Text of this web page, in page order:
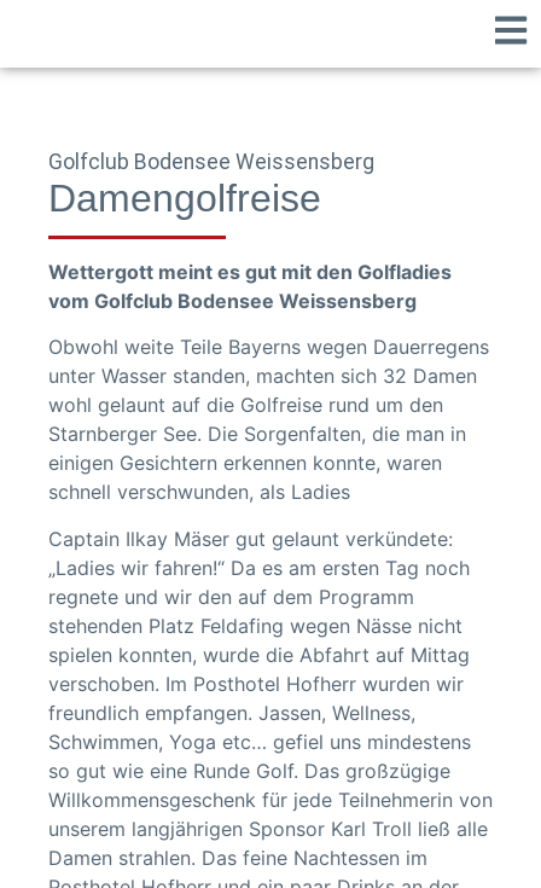
Golfclub Bodensee Weissensberg
Damengolfreise
Wettergott meint es gut mit den Golfladies
vom Golfclub Bodensee Weissensberg
Obwohl weite Teile Bayerns wegen Dauerregens
unter Wasser standen, machten sich 32 Damen
wohl gelaunt auf die Golfreise rund um den
Starnberger See. Die Sorgenfalten, die man in
einigen Gesichtern erkennen konnte, waren
schnell verschwunden, als Ladies
Captain Ilkay Mäser gut gelaunt verkündete:
„Ladies wir fahren!“ Da es am ersten Tag noch
regnete und wir den auf dem Programm
stehenden Platz Feldafing wegen Nässe nicht
spielen konnten, wurde die Abfahrt auf Mittag
verschoben. Im Posthotel Hofherr wurden wir
freundlich empfangen. Jassen, Wellness,
Schwimmen, Yoga etc… gefiel uns mindestens
so gut wie eine Runde Golf. Das großzügige
Willkommensgeschenk für jede Teilnehmerin von
unserem langjährigen Sponsor Karl Troll ließ alle
Damen strahlen. Das feine Nachtessen im